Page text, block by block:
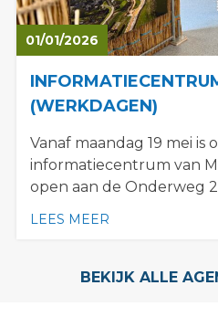
01/01/2026
(WERKDAGEN)
Vanaf maandag 19 mei
informatiecentrum van
open aan de Onderweg
LEES MEER
BEKIJK ALLE